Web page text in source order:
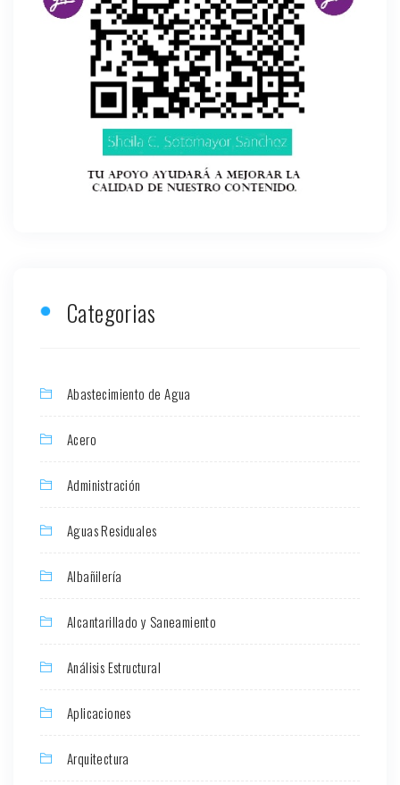
Categorias
Abastecimiento de Agua
Acero
Administración
Aguas Residuales
Albañilería
Alcantarillado y Saneamiento
Análisis Estructural
Aplicaciones
Arquitectura